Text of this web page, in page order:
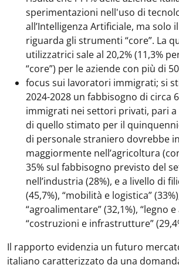
sperimentazioni nell'uso di
all’Intelligenza Artificiale, ma solo
riguarda gli strumenti “core”. La
utilizzatrici sale al 20,2% (11,3%
“core”) per le aziende con più di
focus sui lavoratori immigrati; si
2024-2028 un fabbisogno di circa
immigrati nei settori privati, pari
di quello stimato per il
di personale straniero dovrebbe
maggiormente nell’agricoltura
35% sul fabbisogno previsto del
nell’industria (28%), e a livello di
(45,7%), “mobilità e logistica”
“agroalimentare” (32,1%), “legno
“costruzioni e infrastrutture”
Il rapporto evidenzia un futuro
italiano caratterizzato da una